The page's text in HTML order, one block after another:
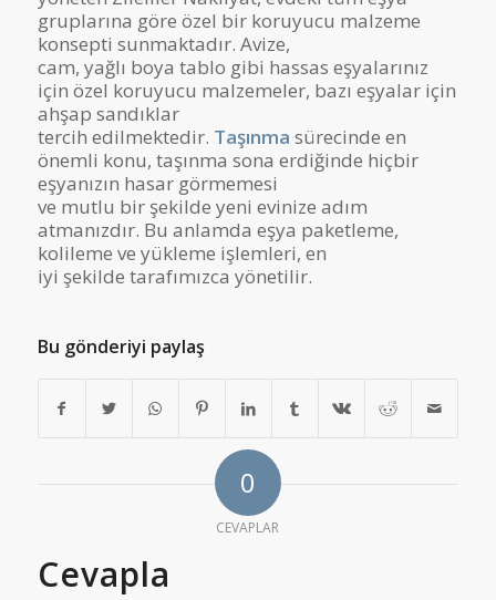
gruplarına göre özel bir koruyucu malzeme
konsepti sunmaktadır. Avize,
cam, yağlı boya tablo gibi hassas eşyalarınız
için özel koruyucu malzemeler, bazı eşyalar için
ahşap sandıklar
tercih edilmektedir. Taşınma sürecinde en
önemli konu, taşınma sona erdiğinde hiçbir
eşyanızın hasar görmemesi
ve mutlu bir şekilde yeni evinize adım
atmanızdır. Bu anlamda eşya paketleme,
kolileme ve yükleme işlemleri, en
iyi şekilde tarafımızca yönetilir.
Bu gönderiyi paylaş
0
CEVAPLAR
Cevapla